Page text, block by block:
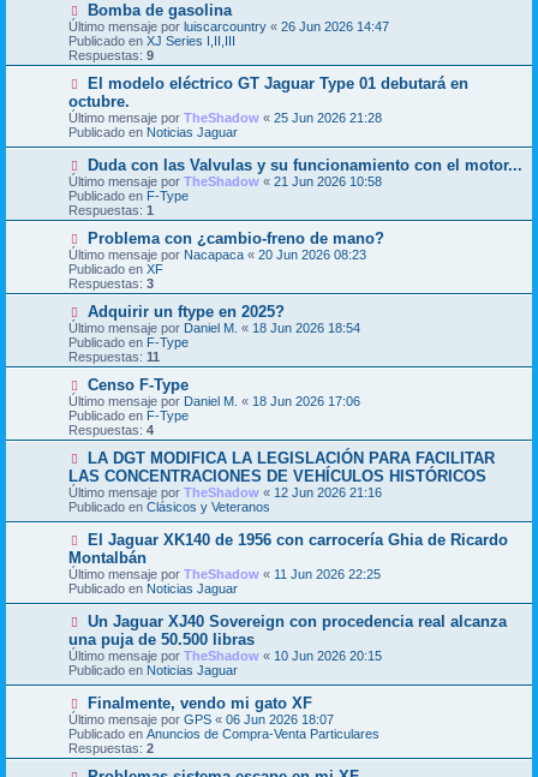
n
s
a
j
N
u
e
v
o
m
e
n
s
a
j
Bomba de gasolina
Último mensaje por luiscarcountry « 26 Jun 2026 14:47
Publicado en XJ Series I,II,III
Respuestas: 9
N
u
e
v
o
m
n
s
a
j
El modelo eléctrico GT Jaguar Type 01 debutará en
octubre.
Último mensaje por TheShadow « 25 Jun 2026 21:28
Publicado en Noticias Jaguar
N
u
e
v
o
m
e
n
s
a
e
Duda con las Valvulas y su funcionamiento con el motor...
Último mensaje por TheShadow « 21 Jun 2026 10:58
Publicado en F-Type
Respuestas: 1
N
u
e
v
o
m
e
n
s
a
e
Problema con ¿cambio-freno de mano?
Último mensaje por Nacapaca « 20 Jun 2026 08:23
Publicado en XF
Respuestas: 3
N
u
e
v
o
m
e
n
s
a
e
Adquirir un ftype en 2025?
Último mensaje por Daniel M. « 18 Jun 2026 18:54
Publicado en F-Type
Respuestas: 11
N
u
e
v
o
m
e
n
s
a
j
Censo F-Type
Último mensaje por Daniel M. « 18 Jun 2026 17:06
Publicado en F-Type
Respuestas: 4
N
u
e
v
o
m
n
s
a
e
LA DGT MODIFICA LA LEGISLACIÓN PARA FACILITAR
LAS CONCENTRACIONES DE VEHÍCULOS HISTÓRICOS
Último mensaje por TheShadow « 12 Jun 2026 21:16
Publicado en Clásicos y Veteranos
N
e
v
o
m
e
n
s
a
e
El Jaguar XK140 de 1956 con carrocería Ghia de Ricardo
Montalbán
Último mensaje por TheShadow « 11 Jun 2026 22:25
Publicado en Noticias Jaguar
N
e
v
o
m
n
s
a
j
Un Jaguar XJ40 Sovereign con procedencia real alcanza
una puja de 50.500 libras
Último mensaje por TheShadow « 10 Jun 2026 20:15
Publicado en Noticias Jaguar
N
u
e
v
o
m
Finalmente, vendo mi gato XF
Último mensaje por GPS « 06 Jun 2026 18:07
Publicado en Anuncios de Compra-Venta Particulares
Respuestas: 2
N